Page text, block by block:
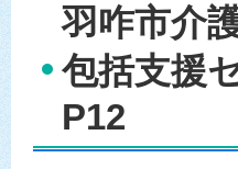
羽咋市介
包括支援
P12